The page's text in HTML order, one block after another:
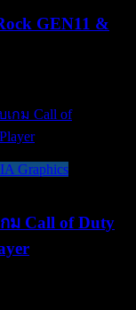
GEN11 &
Graphics
ม Call of Duty